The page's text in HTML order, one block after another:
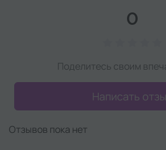
0
Поделитесь своим
Написать
Отзывов пока нет